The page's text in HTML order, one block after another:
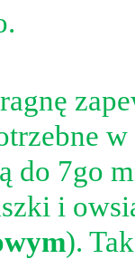
do 7go
i
).